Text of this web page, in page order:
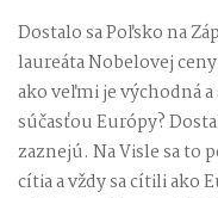
Dostalo sa Poľsko na
laureáta Nobelovej
ako veľmi je východná
súčasťou Európy?
zaznejú. Na Visle sa to
cítia a vždy sa cítili ako